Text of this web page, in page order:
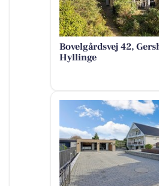
Bovelgårdsvej 42,
Hyllinge